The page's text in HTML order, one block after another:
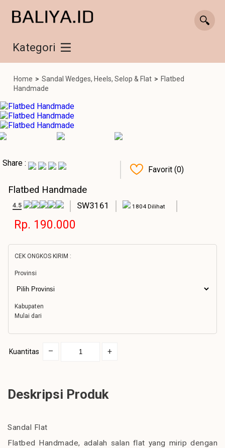
Kategori
Home > Sandal Wedges, Heels, Selop & Flat > Flatbed
Handmade
Share :
Favorit (0)
Flatbed Handmade
4.5 SW3161 1804 Dilihat
Rp. 190.000
CEK ONGKOS KIRIM :
Provinsi
Kabupaten
Mulai dari
Kuantitas – +
Deskripsi Produk
Sandal Flat
Flatbed Handmade, adalah salan flat yang mirip dengan